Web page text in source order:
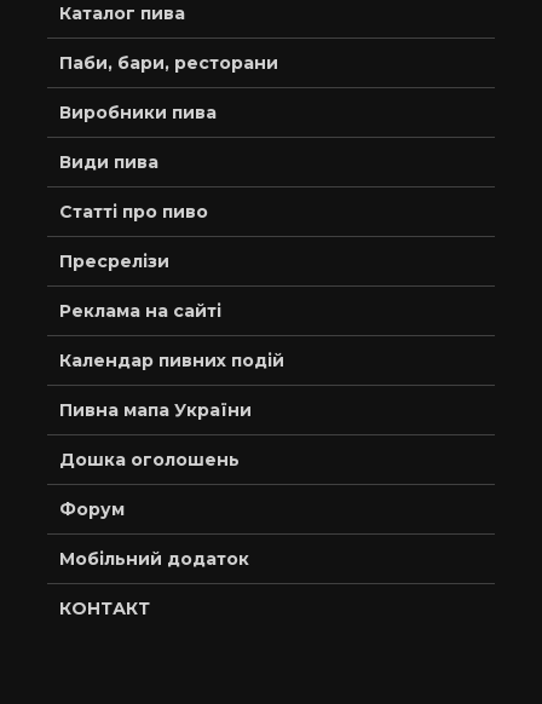
Каталог пива
Паби, бари, ресторани
Виробники пива
Види пива
Статті про пиво
Пресрелізи
Реклама на сайті
Календар пивних подій
Пивна мапа України
Дошка оголошень
Форум
Мобільний додаток
КОНТАКТ